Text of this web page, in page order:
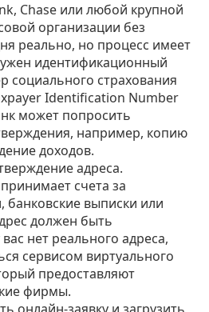
Chase или любой крупной
организации без
реально, но процесс имеет
идентификационный
социального страхования
Identification Number
может попросить
например, копию
доходов.
адреса.
счета за
банковские выписки или
должен быть
нет реального адреса,
сервисом виртуального
предоставляют
фирмы.